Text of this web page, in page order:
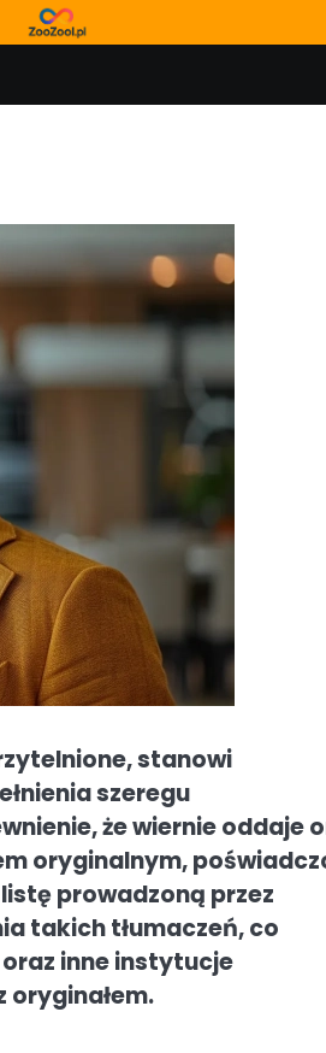
stanowi
szeregu
że wiernie oddaje
oryginalnym,
prowadzoną przez
takich tłumaczeń, co
inne instytucje